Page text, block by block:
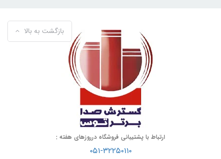
بازگشت به بالا
ارتباط با پشتیبانی فروشگاه درروزهای هفته :
۰۵۱-۳۲۲۵۰۱۱۰